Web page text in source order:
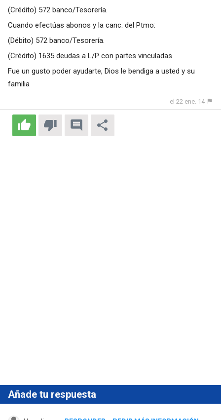
(Crédito) 572 banco/Tesorería.
Cuando efectúas abonos y la canc. del Ptmo:
(Débito) 572 banco/Tesorería.
(Crédito) 1635 deudas a L/P con partes vinculadas
Fue un gusto poder ayudarte, Dios le bendiga a usted y su
familia
el 22 ene. 14
Añade tu respuesta